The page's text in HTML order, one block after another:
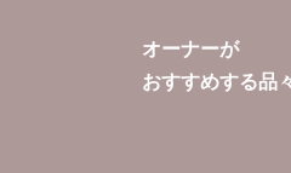
オーナーが
おすすめする品